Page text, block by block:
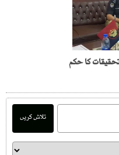
کا حکم
تلاش کریں